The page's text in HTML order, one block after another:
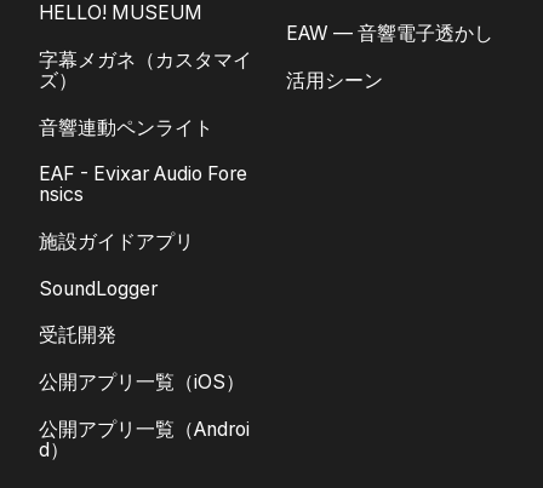
HELLO! MUSEUM
字幕メガネ（カスタマイ
ズ）
音響連動ペンライト
EAF - Evixar Audio Fore
nsics
施設ガイドアプリ
SoundLogger
受託開発
公開アプリ一覧（iOS）
公開アプリ一覧（Androi
d）
EAW — 音響電子透かし
活用シーン